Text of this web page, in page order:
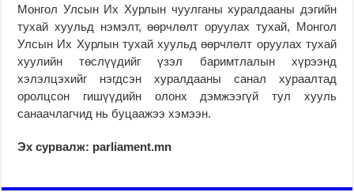
Монгол Улсын Их Хурлын чуулганы хуралдааны дэгийн
тухай хуульд нэмэлт, өөрчлөлт оруулах тухай, Монгол
Улсын Их Хурлын тухай хуульд өөрчлөлт оруулах тухай
хуулийн төслүүдийг үзэл баримтлалын хүрээнд
хэлэлцэхийг нэгдсэн хуралдааны санал хураалтад
оролцсон гишүүдийн олонх дэмжээгүй тул хууль
санаачлагчид нь буцаажээ хэмээн.
Эх сурвалж: parliament.mn